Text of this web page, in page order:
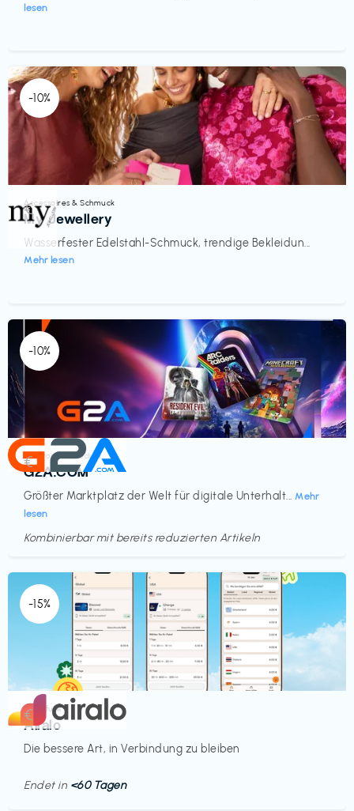
lesen
-10%
Accessoires & Schmuck
My Jewellery
Wasserfester Edelstahl-Schmuck, trendige Bekleidun...
Mehr lesen
€‎
-10%
Elektronik & Medien
G2A.COM
Größter Marktplatz der Welt für digitale Unterhalt... Mehr
lesen
€‎
Kombinierbar mit bereits reduzierten Artikeln
-15%
Mobilfunk
Airalo
Die bessere Art, in Verbindung zu bleiben
€‎
Endet in <60 Tagen